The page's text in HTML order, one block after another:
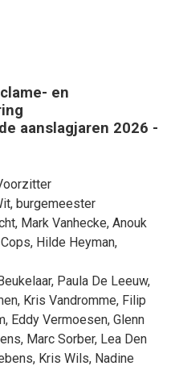
en
aanslagjaren 2026 -
, burgemeester
, Mark Vanhecke, Anouk
, Hilde Heyman,
, Paula De Leeuw,
, Kris Vandromme, Filip
, Eddy Vermoesen, Glenn
, Marc Sorber, Lea Den
, Kris Wils, Nadine